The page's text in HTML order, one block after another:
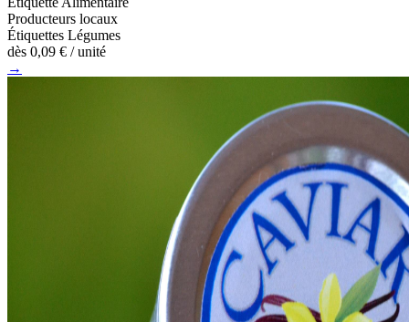
Producteurs locaux
Étiquettes Légumes
dès 0,09 € / unité
→